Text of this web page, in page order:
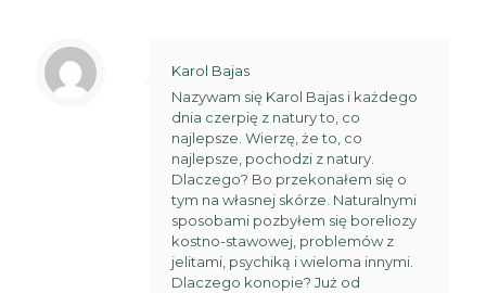
Karol Bajas
Nazywam się Karol Bajas i każdego
dnia czerpię z natury to, co
najlepsze. Wierzę, że to, co
najlepsze, pochodzi z natury.
Dlaczego? Bo przekonałem się o
tym na własnej skórze. Naturalnymi
sposobami pozbyłem się boreliozy
kostno-stawowej, problemów z
jelitami, psychiką i wieloma innymi.
Dlaczego konopie? Już od